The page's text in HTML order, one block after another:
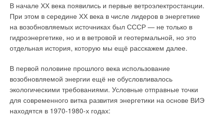
В начале ХХ века появились и первые ветроэлектростанции.
При этом в середине ХХ века в числе лидеров в энергетике
на возобновляемых источниках был СССР — не только в
гидроэнергетике, но и в ветровой и геотермальной, но это
отдельная история, которую мы ещё расскажем далее.
В первой половине прошлого века использование
возобновляемой энергии ещё не обусловливалось
экологическими требованиями. Условные отправные точки
для современного витка развития энергетики на основе ВИЭ
находятся в 1970-1980-х годах:
Йенс Осмо
ДАЛЛЕНДОЕРФЕР,
генеральный директор
ООО «ВИЛО РУС»